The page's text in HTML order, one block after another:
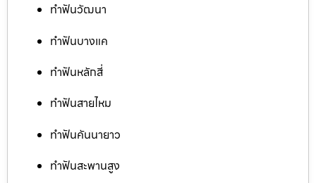
ทำฟันวัฒนา
ทำฟันบางแค
ทำฟันหลักสี่
ทำฟันสายไหม
ทำฟันคันนายาว
ทำฟันสะพานสูง